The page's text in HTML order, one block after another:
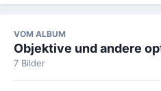
VOM ALBUM
Objektive und andere
7 Bilder